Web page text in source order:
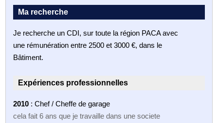
Ma recherche
Je recherche un CDI, sur toute la région PACA avec
une rémunération entre 2500 et 3000 €, dans le
Bâtiment.
Expériences professionnelles
2010 : Chef / Cheffe de garage
cela fait 6 ans que je travaille dans une societe